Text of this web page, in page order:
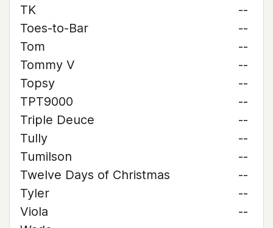
TK
--
Toes-to-Bar
--
Tom
--
Tommy V
--
Topsy
--
TPT9000
--
Triple Deuce
--
Tully
--
Tumilson
--
Twelve Days of Christmas
--
Tyler
--
Viola
--